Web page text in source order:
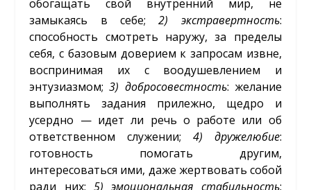
обогащать свой внутренний мир, не
замыкаясь в себе;2) экстравертность:
способность смотреть наружу, за пределы
себя, с базовым доверием к запросам извне,
воспринимая их с воодушевлением и
энтузиазмом;3) добросовестность: желание
выполнять задания прилежно, щедро и
усердно — идет ли речь о работе или об
ответственном служении; 4) дружелюбие:
готовность помогать другим,
интересоваться ими, даже жертвовать собой
ради них; 5)эмоциональная стабильность: